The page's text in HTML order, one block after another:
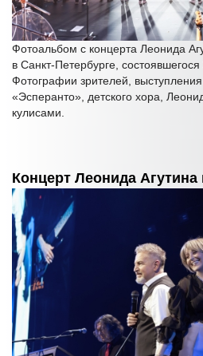
Фотоальбом с концерта Леонида
в Санкт-Петербурге,
Фотографии зрителей,
«Эсперанто», детского хора,
кулисами.
Концерт Леонида